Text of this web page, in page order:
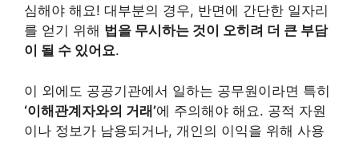
심해야 해요! 대부분의 경우, 반면에 간단한 일자리
를 얻기 위해 법을 무시하는 것이 오히려 더 큰 부담
이 될 수 있어요.
이 외에도 공공기관에서 일하는 공무원이라면 특히
‘이해관계자와의 거래’에 주의해야 해요. 공적 자원
이나 정보가 남용되거나, 개인의 이익을 위해 사용